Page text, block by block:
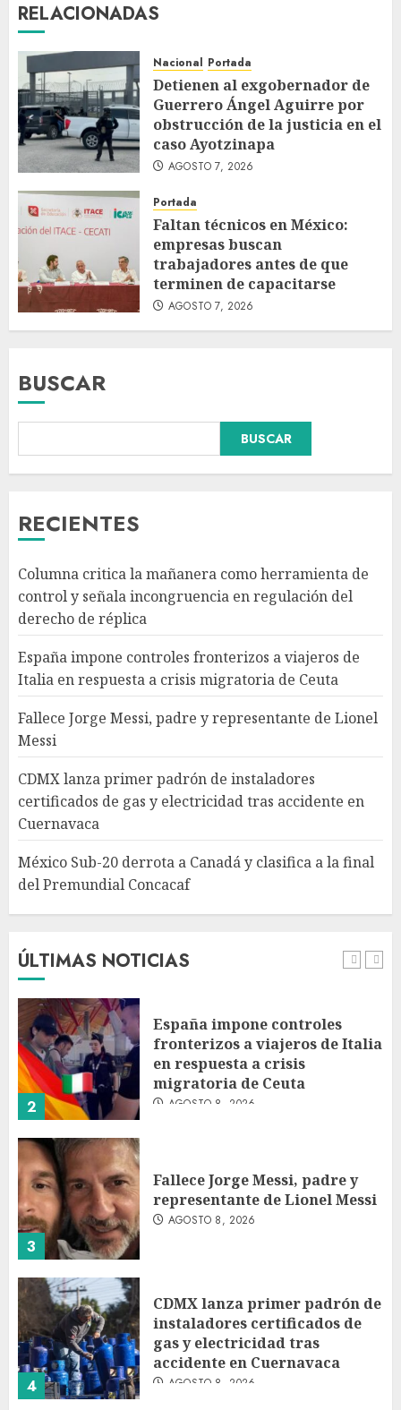
RELACIONADAS
Nacional Portada
Detienen al exgobernador de
Guerrero Ángel Aguirre por
obstrucción de la justicia en el
caso Ayotzinapa
AGOSTO 7, 2026
Portada
Faltan técnicos en México:
empresas buscan
trabajadores antes de que
terminen de capacitarse
AGOSTO 7, 2026
BUSCAR
BUSCAR
RECIENTES
Columna critica la mañanera como herramienta de
control y señala incongruencia en regulación del
derecho de réplica
España impone controles fronterizos a viajeros de
Italia en respuesta a crisis migratoria de Ceuta
Fallece Jorge Messi, padre y representante de Lionel
Messi
CDMX lanza primer padrón de instaladores
certificados de gas y electricidad tras accidente en
Cuernavaca
México Sub-20 derrota a Canadá y clasifica a la final
del Premundial Concacaf
ÚLTIMAS NOTICIAS
4
CDMX lanza primer padrón de
accidente en Cuernavaca
AGOSTO 8, 2026
5
Canadá y clasifica a la final del
Premundial Concacaf
AGOSTO 8, 2026
1
Columna critica la mañanera
réplica
2
España impone controles
fronterizos a viajeros de Italia
en respuesta a crisis
migratoria de Ceuta
AGOSTO 8, 2026
3
Fallece Jorge Messi, padre y
representante de Lionel Messi
AGOSTO 8, 2026
4
CDMX lanza primer padrón de
instaladores certificados de
gas y electricidad tras
accidente en Cuernavaca
AGOSTO 8, 2026